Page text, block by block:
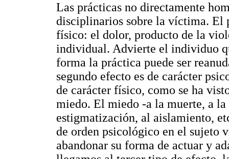
Las prácticas no directamente
disciplinarios sobre la víctima. El
físico: el dolor, producto de la
individual. Advierte el individuo
forma la práctica puede ser
segundo efecto es de carácter
de carácter físico, como se ha
miedo. El miedo -a la muerte, a
estigmatización, al aislamiento,
de orden psicológico en el sujeto
abandonar su forma de actuar y